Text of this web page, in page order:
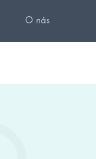
O nás